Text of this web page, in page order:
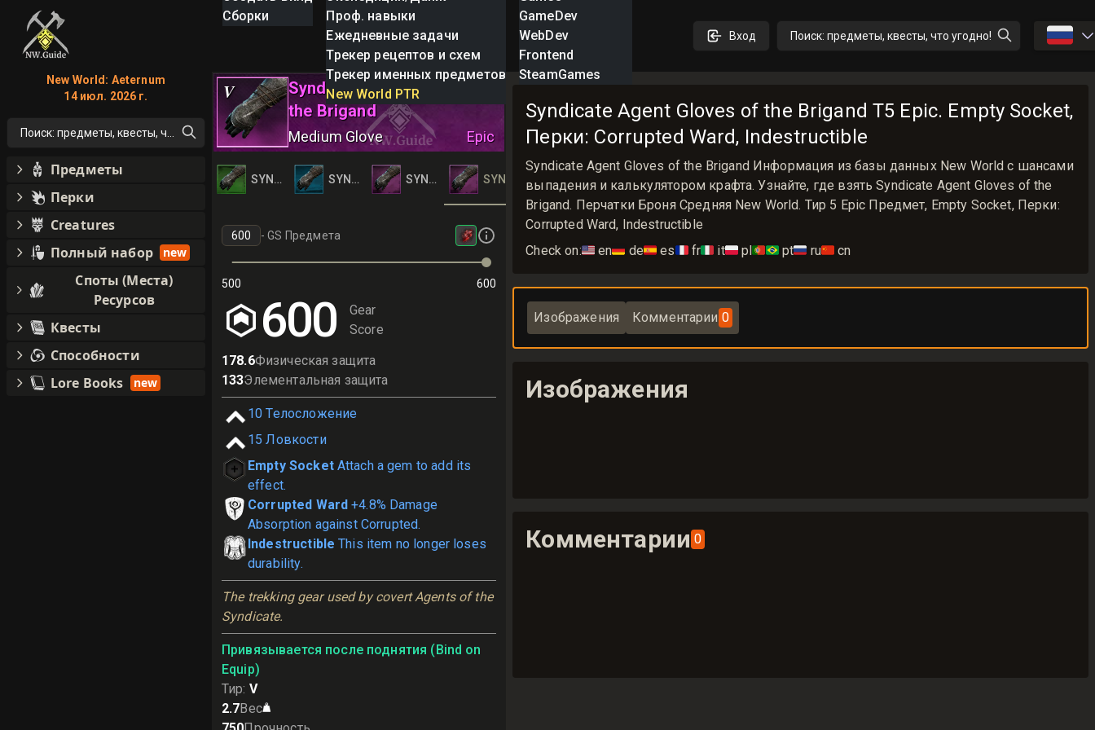
Сборки
Проф. навыки
Ежедневные задачи
Трекер рецептов и схем
Трекер именных предметов
New World PTR
GameDev
WebDev
Frontend
SteamGames
Вход Поиск: предметы, квесты, что угодно! 🇷🇺
V
Syndicate Agent Gloves of
the Brigand
Medium Glove Epic
SYNDICATE AGENT GLOVES OF THE BRIGAND
SYNDICATE AGENT GLOVES OF THE BRIGAND
SYNDICATE AGENT GLOVES OF THE BRIGAND
SYNDICATE AGENT GLOVES OF THE BRIGAND
-GS Предмета
500 600
600
Gear
Score
178.6Физическая защита
133Элементальная защита
10 Телосложение
15 Ловкости
Empty Socket Attach a gem to add its
effect.
Corrupted Ward +4.8% Damage
Absorption against Corrupted.
Indestructible This item no longer loses
durability.
The trekking gear used by covert Agents of the
Syndicate.
Привязывается после поднятия (Bind on
Equip)
Тир: V
2.7Вес
Syndicate Agent Gloves of the Brigand T5 Epic. Empty Socket,
Перки: Corrupted Ward, Indestructible
Syndicate Agent Gloves of the Brigand Информация из базы данных New World с шансами
выпадения и калькулятором крафта. Узнайте, где взять Syndicate Agent Gloves of the
Brigand. Перчатки Броня Средняя New World. Тир 5 Epic Предмет, Empty Socket, Перки:
Corrupted Ward, Indestructible
Check on:🇺🇸 en🇩🇪 de🇪🇸 es🇫🇷 fr🇮🇹 it🇵🇱 pl🇵🇹🇧🇷 pt🇷🇺 ru🇨🇳 cn
Изображения Комментарии 0
Изображения
Комментарии 0
New World: Aeternum
14 июл. 2026 г.
Поиск: предметы, квесты, что угодно!
Предметы
Перки
Creatures
Полный набор
new
Споты (Места)
Ресурсов
Квесты
Способности
Lore Books
new